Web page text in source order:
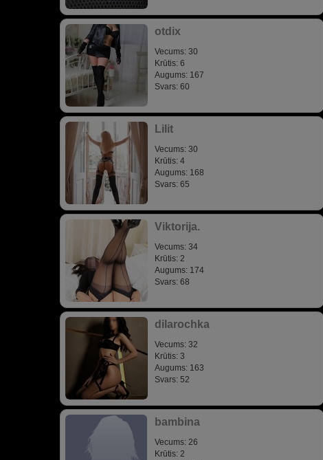
otdix
Vecums: 30
Krūtis: 6
Augums: 167
Svars: 60
Lilit
Vecums: 30
Krūtis: 4
Augums: 168
Svars: 65
Viktorija.
Vecums: 34
Krūtis: 2
Augums: 174
Svars: 68
dilarochka
Vecums: 32
Krūtis: 3
Augums: 163
Svars: 52
bambina
Vecums: 26
Krūtis: 2